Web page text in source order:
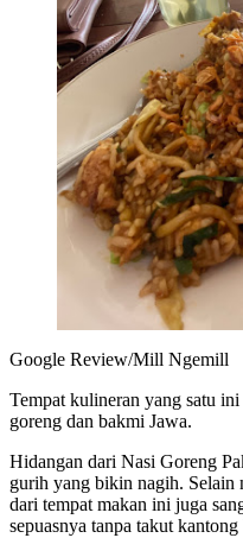
Google Review/Mill Ngemill
Tempat kulineran yang satu
goreng dan bakmi Jawa.
Hidangan dari Nasi Goreng
gurih yang bikin nagih. Selain
dari tempat makan ini juga
sepuasnya tanpa takut